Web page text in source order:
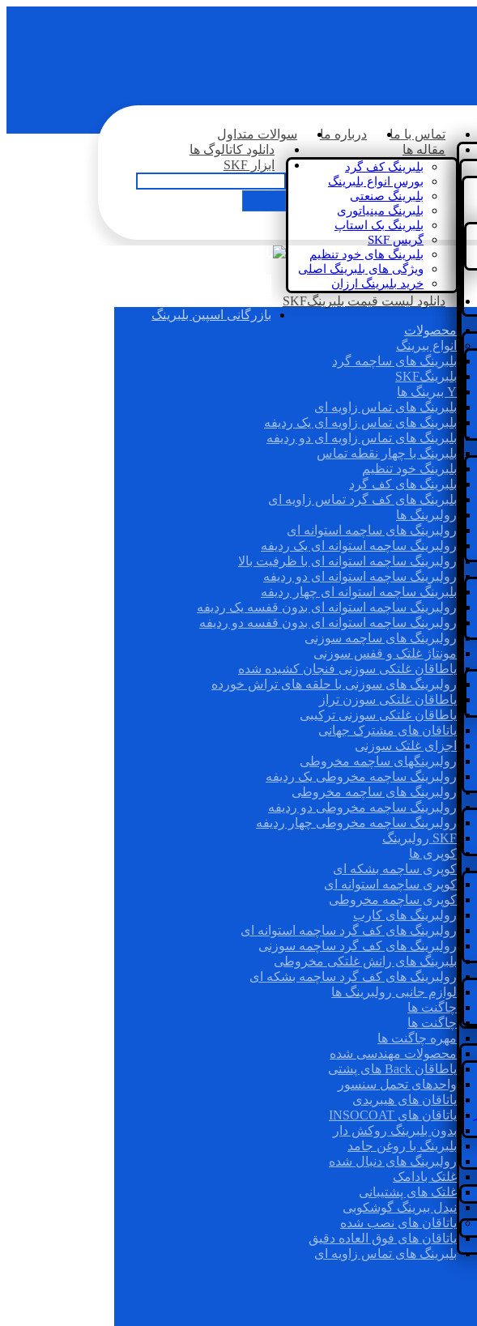
تماس با ما درباره ما
سوالات متداول
مقاله ها
بلبرینگ کف گرد
بورس انواع بلبرینگ
بلبرینگ صنعتی
بلبرینگ مینیاتوری
بلبرینگ بک استاپ
گریس SKF
بلبرینگ های خود تنظیم
ویژگی های بلبرینگ اصلی
خرید بلبرینگ ارزان
دانلود کاتالوگ ها
ابزار SKF
دانلود لیست قیمت بلبرینگSKF
بازرگانی اسپین بلبرینگ
محصولات
انواع بیرینگ
بلبرینگ های ساچمه گرد
بلبرینگSKF
Y بیرینگ ها
بلبرینگ های تماس زاویه ای
بلبرینگ های تماس زاویه ای یک ردیفه
بلبرینگ های تماس زاویه ای دو ردیفه
بلبرینگ با چهار نقطه تماس
بلبرینگ خود تنظیم
بلبرینگ های کف گرد
بلبرینگ های کف گرد تماس زاویه ای
رولبرینگ ها
رولبرینگ های ساچمه استوانه ای
رولبرینگ ساچمه استوانه ای یک ردیفه
رولبرینگ ساچمه استوانه ای با ظرفیت بالا
رولبرینگ ساچمه استوانه ای دو ردیفه
بلبرینگ ساچمه استوانه ای چهار ردیفه
رولبرینگ ساچمه استوانه ای بدون قفسه یک ردیفه
رولبرینگ ساچمه استوانه ای بدون قفسه دو ردیفه
رولبرینگ های ساچمه سوزنی
مونتاژ غلتک و قفس سوزنی
یاطاقان غلتکی سوزنی فنجان کشیده شده
رولبرینگ های سوزنی با حلقه های تراش خورده
یاطاقان غلتکی سوزن تراز
یاطاقان غلتکی سوزنی ترکیبی
یاتاقان های مشترک جهانی
اجزای غلتک سوزنی
رولبرینگهای ساچمه مخروطی
رولبرینگ ساچمه مخروطی یک ردیفه
رولبرینگ های ساچمه مخروطی
رولبرینگ ساچمه مخروطی دو ردیفه
رولبرینگ ساچمه مخروطی چهار ردیفه
SKF رولبرینگ
کوپری ها
کوپری ساچمه بشکه ای
کوپری ساچمه استوانه ای
کوپری ساچمه مخروطی
رولبرینگ های کارب
رولبرینگ های کف گرد ساچمه استوانه ای
رولبرینگ های کف گرد ساچمه سوزنی
بلبرینگ های رانش غلتکی مخروطی
رولبرینگ های کف گرد ساچمه بشکه ای
لوازم جانبی رولبرینگ ها
چاگنت ها
چاگنت ها
مهره چاگنت ها
محصولات مهندسی شده
یاطاقان Back های پشتی
واحدهای تحمل سنسور
یاتاقان های هیبریدی
یاتاقان های INSOCOAT
بدون بلبرینگ روکش دار
بلبرینگ با روغن جامد
رولبرینگ های دنبال شده
غلتک بادامک
غلتک های پشتیبانی
نیدل بیرینگ گوشکوبی
یاتاقان های نصب شده
یاتاقان های فوق العاده دقیق
بلبرینگ های تماس زاویه ای